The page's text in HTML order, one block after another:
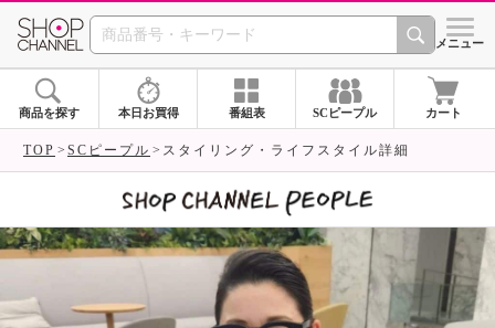
SHOP CHANNEL シメニュー
商品を探す 本日お買得 番組表 SCピープル カート
TOP SCピープル スタイリング・ライフスタイル詳細